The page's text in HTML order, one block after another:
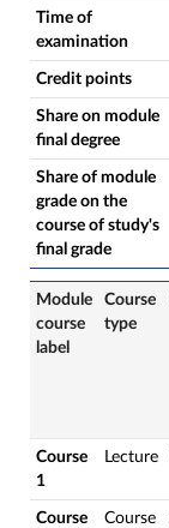
Time of
examination
Credit points
Share on module
final degree
Share of module
grade on the
course of study's
final grade
Module
course
label
Course
type
Course
1
Lecture
Course
Course